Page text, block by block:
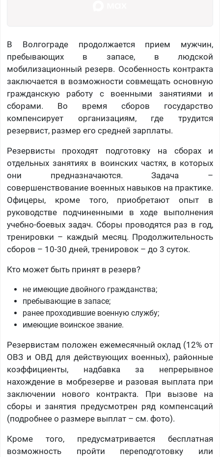
В Волгограде продолжается прием мужчин,
пребывающих в запасе, в людской
мобилизационный резерв. Особенность контракта
заключается в возможности совмещать основную
гражданскую работу с военными занятиями и
сборами. Во время сборов государство
компенсирует организациям, где трудится
резервист, размер его средней зарплаты.
Резервисты проходят подготовку на сборах и
отдельных занятиях в воинских частях, в которых
они предназначаются. Задача –
совершенствование военных навыков на практике.
Офицеры, кроме того, приобретают опыт в
руководстве подчиненными в ходе выполнения
учебно-боевых задач. Сборы проводятся раз в год,
тренировки – каждый месяц. Продолжительность
сборов – 10-30 дней, тренировок – до 3 суток.
Кто может быть принят в резерв?
не имеющие двойного гражданства;
пребывающие в запасе;
ранее проходившие военную службу;
имеющие воинское звание.
Резервистам положен ежемесячный оклад (12% от
ОВЗ и ОВД для действующих военных), районные
коэффициенты, надбавка за непрерывное
нахождение в мобрезерве и разовая выплата при
заключении нового контракта. При вызове на
сборы и занятия предусмотрен ряд компенсаций
(подробнее о размере выплат – см. фото).
Кроме того, предусматривается бесплатная
возможность пройти переподготовку или